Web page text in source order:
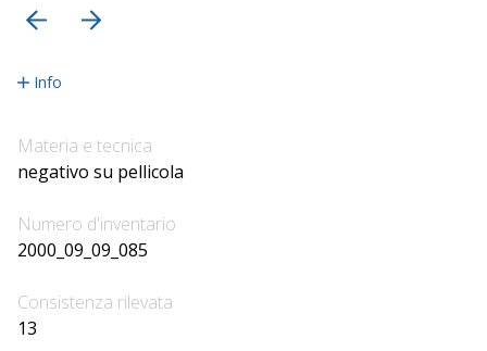
Info
Materia e tecnica
negativo su pellicola
Numero d'inventario
2000_09_09_085
Consistenza rilevata
13